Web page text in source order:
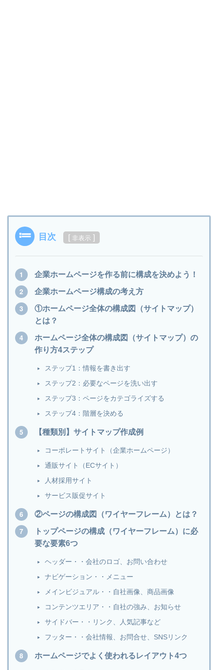
目次 [ 非表示 ]
企業ホームページを作る前に構成を決めよう！
企業ホームページ構成の考え方
①ホームページ全体の構成図（サイトマップ）
とは？
ホームページ全体の構成図（サイトマップ）の
作り方4ステップ
ステップ1：情報を書き出す
ステップ2：必要なページを洗い出す
ステップ3：ページをカテゴライズする
ステップ4：階層を決める
【種類別】サイトマップ作成例
コーポレートサイト（企業ホームページ）
通販サイト（ECサイト）
人材採用サイト
サービス販促サイト
②ページの構成図（ワイヤーフレーム）とは？
トップページの構成（ワイヤーフレーム）に必
要な要素6つ
ヘッダー・・会社のロゴ、お問い合わせ
ナビゲーション・・メニュー
メインビジュアル・・自社画像、商品画像
コンテンツエリア・・自社の強み、お知らせ
サイドバー・・リンク、人気記事など
フッター・・会社情報、お問合せ、SNSリンク
ホームページでよく使われるレイアウト4つ